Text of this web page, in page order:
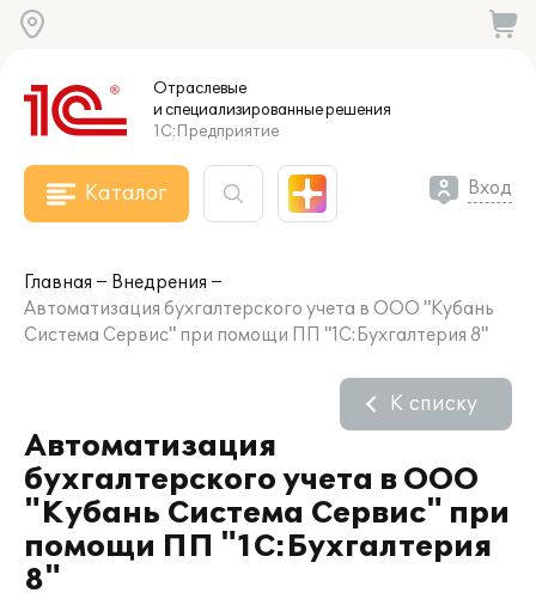
Отраслевые
и специализированныерешения
1С:Предприятие
Каталог Вход
Главная
Внедрения
Автоматизация бухгалтерского учета в ООО "Кубань
Система Сервис" при помощи ПП "1С:Бухгалтерия 8"
Автоматизация
бухгалтерского учета в ООО
"Кубань Система Сервис" при
помощи ПП "1С:Бухгалтерия
8"
К списку